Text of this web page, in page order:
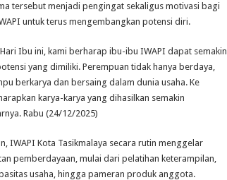
tersebut menjadi pengingat sekaligus motivasi bagi
untuk terus mengembangkan potensi diri.
Ibu ini, kami berharap ibu-ibu IWAPI dapat semakin
yang dimiliki. Perempuan tidak hanya berdaya,
berkarya dan bersaing dalam dunia usaha. Ke
karya-karya yang dihasilkan semakin
Rabu (24/12/2025)
IWAPI Kota Tasikmalaya secara rutin menggelar
pemberdayaan, mulai dari pelatihan keterampilan,
usaha, hingga pameran produk anggota.